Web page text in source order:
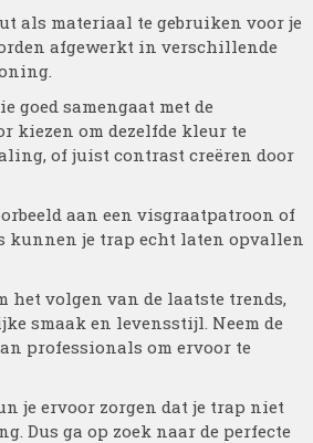
als materiaal te gebruiken voor je
afgewerkt in verschillende
goed samengaat met de
kiezen om dezelfde kleur te
of juist contrast creëren door
aan een visgraatpatroon of
kunnen je trap echt laten opvallen
het volgen van de laatste trends,
smaak en levensstijl. Neem de
professionals om ervoor te
je ervoor zorgen dat je trap niet
Dus ga op zoek naar de perfecte